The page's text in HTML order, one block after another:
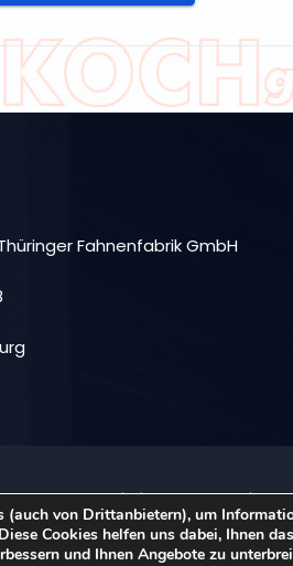
Fahnenfabrik GmbH
von WordPress|Theme: Consultup
(auch von Drittanbietern), um
Cookies helfen uns dabei, Ihnen
und Ihnen Angebote zu